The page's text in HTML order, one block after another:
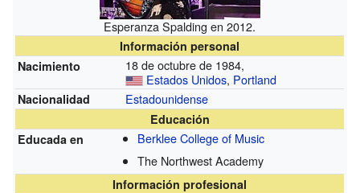
Esperanza Spalding en 2012.
Información personal
Nacimiento
18 de octubre de 1984,
Estados Unidos, Portland
Nacionalidad Estadounidense
Educación
Educada en
Berklee College of Music
The Northwest Academy
Información profesional